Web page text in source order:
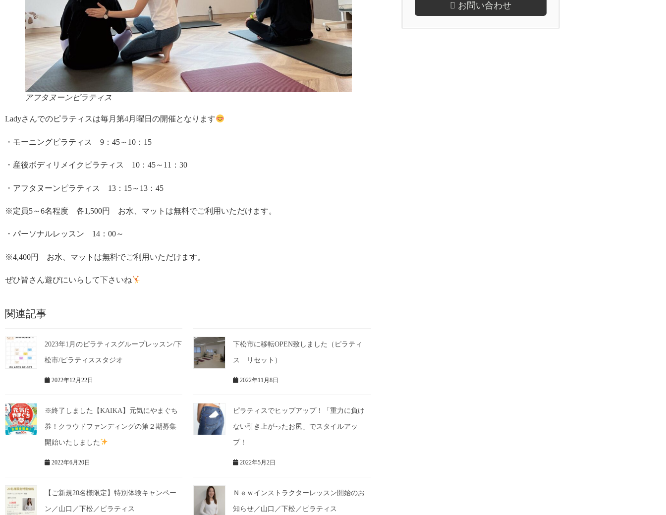
アフタヌーンピラティス
Ladyさんでのピラティスは毎月第4月曜日の開催となります
・モーニングピラティス 9：45～10：15
・産後ボディリメイクピラティス 10：45～11：30
・アフタヌーンピラティス 13：15～13：45
※定員5～6名程度 各1,500円 お水、マットは無料でご利用いただけます。
・パーソナルレッスン 14：00～
※4,400円 お水、マットは無料でご利用いただけます。
ぜひ皆さん遊びにいらして下さいね
関連記事
2023年1月のピラティスグループレッスン/下
松市/ピラティススタジオ
2022年12月22日
下松市に移転OPEN致しました（ピラティ
ス リセット）
2022年11月8日
※終了しました【KAIKA】元気にやまぐち
券！クラウドファンディングの第２期募集
開始いたしました
2022年6月20日
ピラティスでヒップアップ！「重力に負け
ない引き上がったお尻」でスタイルアッ
プ！
2022年5月2日
【ご新規20名様限定】特別体験キャンペー
ン／山口／下松／ピラティス
Ｎｅｗインストラクターレッスン開始のお
知らせ／山口／下松／ピラティス
お問い合わせ